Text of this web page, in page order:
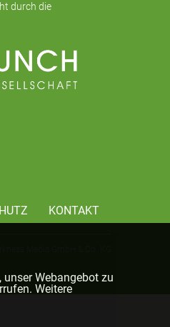
durch die
KONTAKT
Webangebot zu
Weitere